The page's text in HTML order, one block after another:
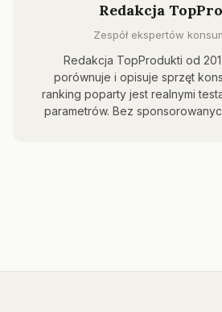
Redakcja
Zespół ekspertów
Redakcja TopProdukti od
porównuje i opisuje sprzęt
ranking poparty jest realnymi
parametrów. Bez